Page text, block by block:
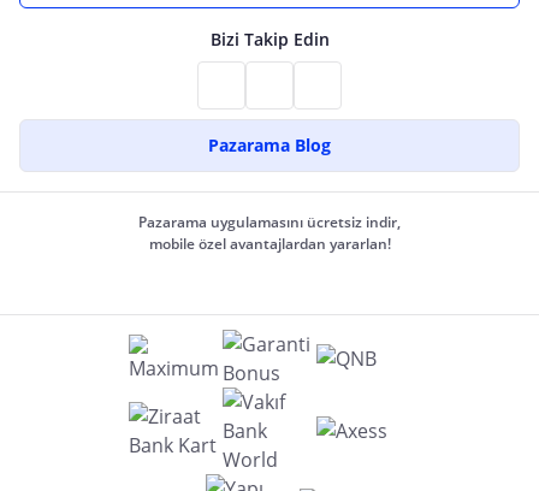
Bizi Takip Edin
Pazarama Blog
Pazarama uygulamasını ücretsiz indir,
mobile özel avantajlardan yararlan!